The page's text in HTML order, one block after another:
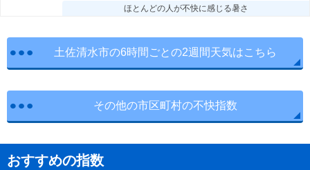
ほとんどの人が不快に感じる暑さ
土佐清水市の6時間ごとの2週間天気はこちら
その他の市区町村の不快指数
おすすめの指数